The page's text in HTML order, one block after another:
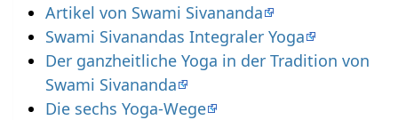
Artikel von Swami Sivananda
Swami Sivanandas Integraler Yoga
Der ganzheitliche Yoga in der Tradition von
Swami Sivananda
Die sechs Yoga-Wege